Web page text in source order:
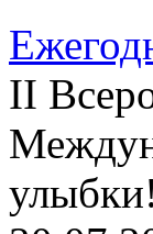
II